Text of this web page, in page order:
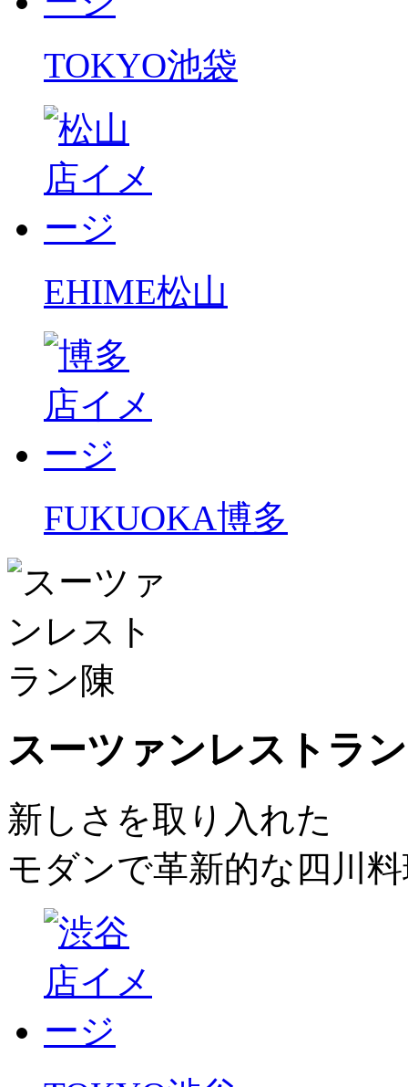
TOKYO池袋
EHIME松山
FUKUOKA博多
スーツァンレストラ
新しさを取り入れた
モダンで革新的な四川